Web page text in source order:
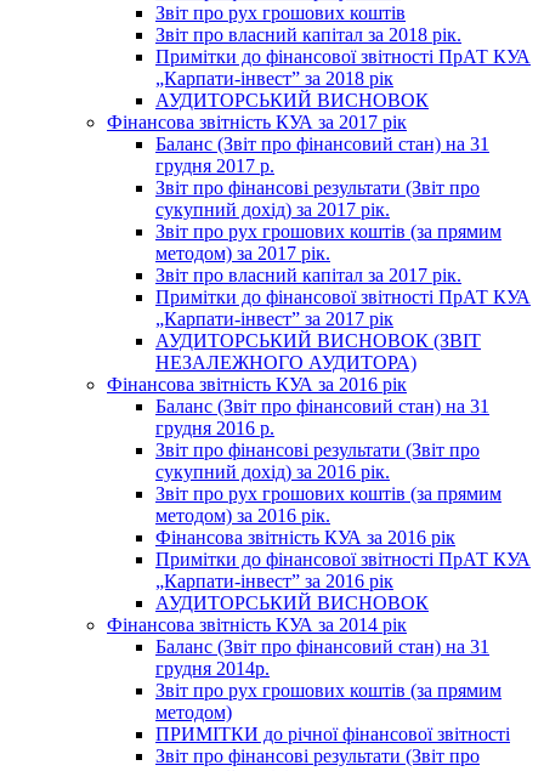
Звіт про рух грошових коштів
Звіт про власний капітал за 2018 рік.
Примітки до фінансової звітності ПрАТ КУА
„Карпати-інвест” за 2018 рік
АУДИТОРСЬКИЙ ВИСНОВОК
Фінансова звітність КУА за 2017 рік
Баланс (Звіт про фінансовий стан) на 31
грудня 2017 р.
Звіт про фінансові результати (Звіт про
сукупний дохід) за 2017 рік.
Звіт про рух грошових коштів (за прямим
методом) за 2017 рік.
Звіт про власний капітал за 2017 рік.
Примітки до фінансової звітності ПрАТ КУА
„Карпати-інвест” за 2017 рік
АУДИТОРСЬКИЙ ВИСНОВОК (ЗВІТ
НЕЗАЛЕЖНОГО АУДИТОРА)
Фінансова звітність КУА за 2016 рік
Баланс (Звіт про фінансовий стан) на 31
грудня 2016 р.
Звіт про фінансові результати (Звіт про
сукупний дохід) за 2016 рік.
Звіт про рух грошових коштів (за прямим
методом) за 2016 рік.
Фінансова звітність КУА за 2016 рік
Примітки до фінансової звітності ПрАТ КУА
„Карпати-інвест” за 2016 рік
АУДИТОРСЬКИЙ ВИСНОВОК
Фінансова звітність КУА за 2014 рік
Баланс (Звіт про фінансовий стан) на 31
грудня 2014р.
Звіт про рух грошових коштів (за прямим
методом)
ПРИМІТКИ до річної фінансової звітності
Звіт про фінансові результати (Звіт про